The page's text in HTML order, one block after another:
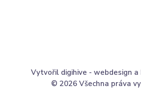
© 2026 Všechna práva
Vytvořil digihive - webdesign a